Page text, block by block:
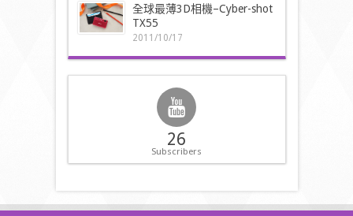
全球最薄3D相機–Cyber-shot
TX55
2011/10/17
26
Subscribers